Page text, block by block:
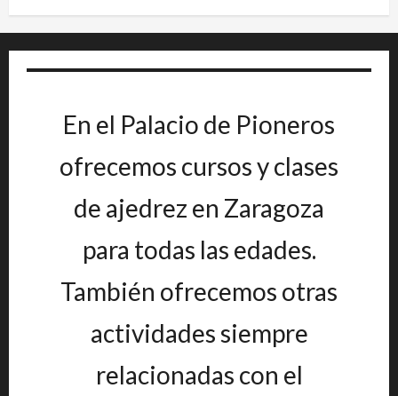
En el Palacio de Pioneros
ofrecemos cursos y clases
de ajedrez en Zaragoza
para todas las edades.
También ofrecemos otras
actividades siempre
relacionadas con el